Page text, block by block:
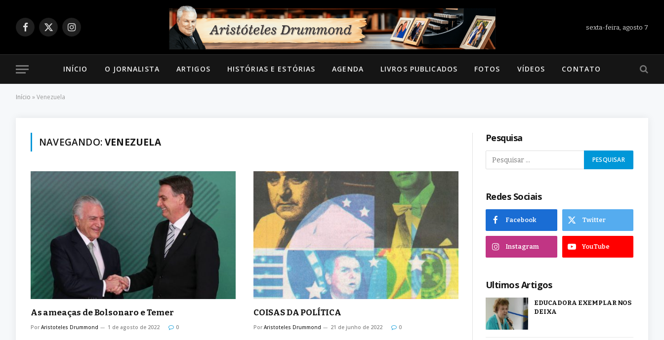
Facebook
X
Instagram
sexta-feira, agosto 7
INÍCIO O JORNALISTA ARTIGOS HISTÓRIAS E ESTÓRIAS AGENDA LIVROS PUBLICADOS FOTOS VÍDEOS CONTATO
Início »Venezuela
NAVEGANDO:VENEZUELA
As ameaças de Bolsonaro e Temer
Por Aristoteles Drummond 1 de agosto de 2022 0
COISAS DA POLÍTICA
Por Aristoteles Drummond 21 de junho de 2022 0
Pesquisa
Redes Sociais
Facebook Twitter
Instagram YouTube
Ultimos Artigos
EDUCADORA EXEMPLAR NOS
DEIXA